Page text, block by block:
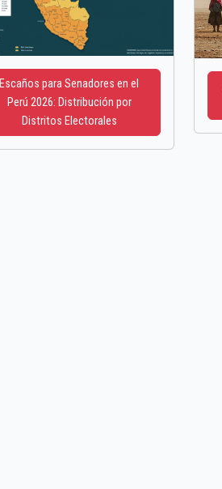
Escaños para Senadores en el
Perú 2026: Distribución por
Distritos Electorales